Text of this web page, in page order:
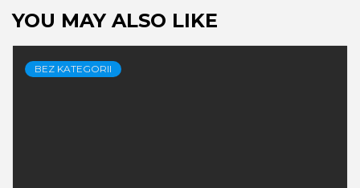
YOU MAY ALSO LIKE
BEZ KATEGORII